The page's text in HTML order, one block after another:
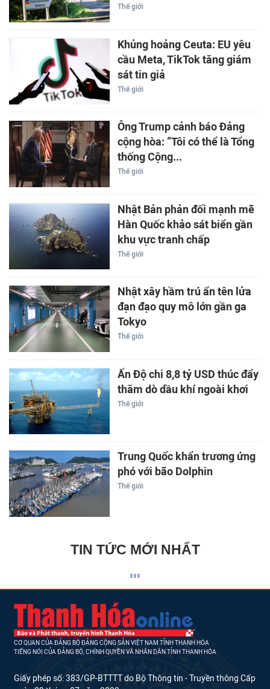
Thế giới
Khủng hoảng Ceuta: EU yêu
cầu Meta, TikTok tăng giám
sát tin giả
Thế giới
Ông Trump cảnh báo Đảng
cộng hòa: “Tôi có thể là Tổng
thống Cộng...
Thế giới
Nhật Bản phản đối mạnh mẽ
Hàn Quốc khảo sát biển gần
khu vực tranh chấp
Thế giới
Nhật xây hầm trú ẩn tên lửa
đạn đạo quy mô lớn gần ga
Tokyo
Thế giới
Ấn Độ chi 8,8 tỷ USD thúc đẩy
thăm dò dầu khí ngoài khơi
Thế giới
Trung Quốc khẩn trương ứng
phó với bão Dolphin
Thế giới
TIN TỨC MỚI NHẤT
CƠ QUAN CỦA ĐẢNG BỘ ĐẢNG CỘNG SẢN VIỆT NAM TỈNH THANH HÓA
TIẾNG NÓI CỦA ĐẢNG BỘ, CHÍNH QUYỀN VÀ NHÂN DÂN TỈNH THANH HÓA
Giấy phép số: 383/GP-BTTTT do Bộ Thông tin - Truyền thông Cấp